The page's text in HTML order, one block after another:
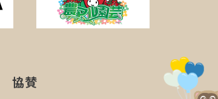
協賛